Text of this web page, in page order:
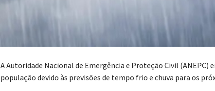
A Autoridade Nacional de Emergência e Proteção Civil (ANEPC)
população devido às previsões de tempo frio e chuva para os